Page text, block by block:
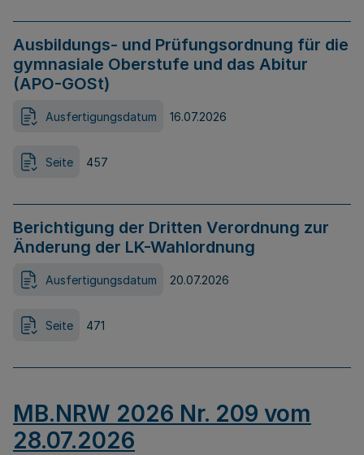
Ausbildungs- und Prüfungsordnung für die
gymnasiale Oberstufe und das Abitur
(APO-GOSt)
Ausfertigungsdatum 16.07.2026
Seite 457
Berichtigung der Dritten Verordnung zur
Änderung der LK-Wahlordnung
Ausfertigungsdatum 20.07.2026
Seite 471
MB.NRW 2026 Nr. 209 vom
28.07.2026